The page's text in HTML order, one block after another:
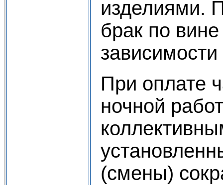
изделиями.
брак по
При оплате
ночной
(смены)